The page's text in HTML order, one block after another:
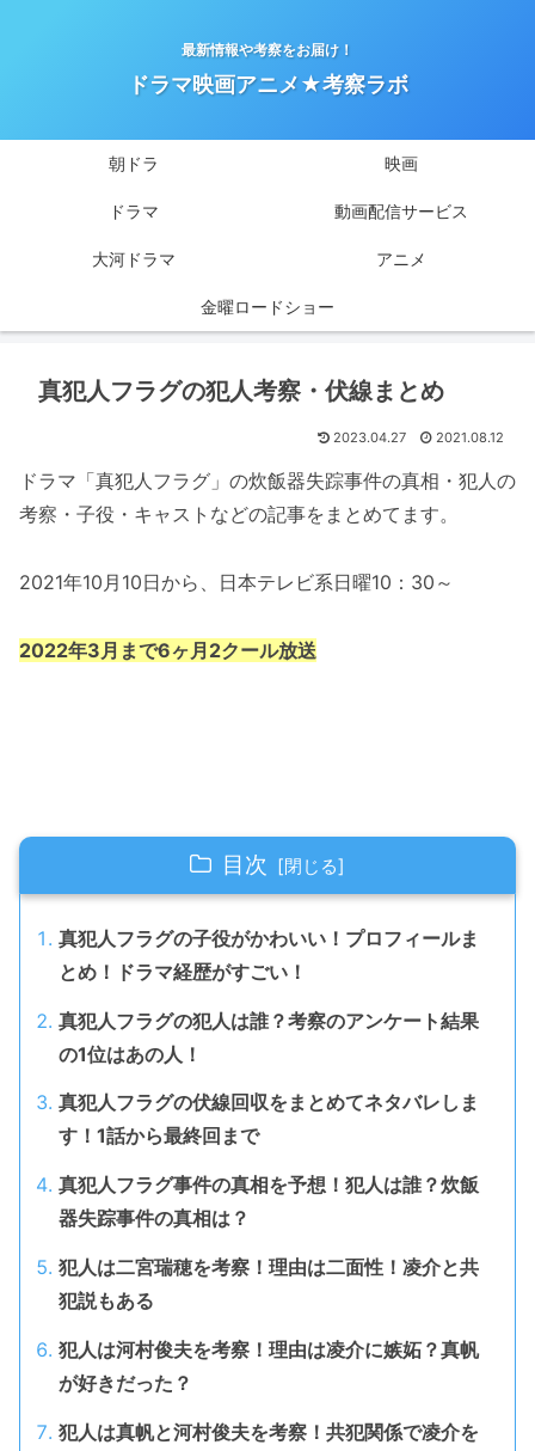
最新情報や考察をお届け！
ドラマ映画アニメ★考察ラボ
朝ドラ 映画
ドラマ 動画配信サービス
大河ドラマ アニメ
金曜ロードショー
真犯人フラグの犯人考察・伏線まとめ
2023.04.27 2021.08.12
ドラマ「真犯人フラグ」の炊飯器失踪事件の真相・犯人の
考察・子役・キャストなどの記事をまとめてます。
2021年10月10日から、日本テレビ系日曜10：30～
2022年3月まで6ヶ月2クール放送
目次
真犯人フラグの子役がかわいい！プロフィールま
とめ！ドラマ経歴がすごい！
真犯人フラグの犯人は誰？考察のアンケート結果
の1位はあの人！
真犯人フラグの伏線回収をまとめてネタバレしま
す！1話から最終回まで
真犯人フラグ事件の真相を予想！犯人は誰？炊飯
器失踪事件の真相は？
犯人は二宮瑞穂を考察！理由は二面性！凌介と共
犯説もある
犯人は河村俊夫を考察！理由は凌介に嫉妬？真帆
が好きだった？
犯人は真帆と河村俊夫を考察！共犯関係で凌介を